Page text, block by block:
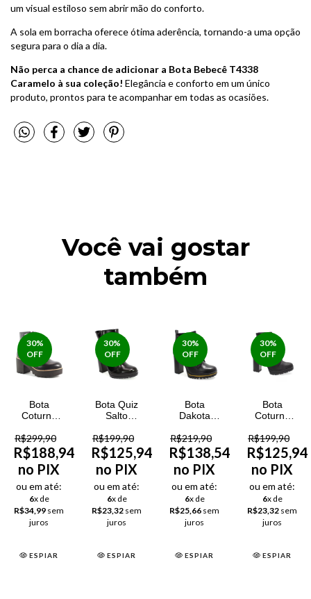
um visual estiloso sem abrir mão do conforto.
A sola em borracha oferece ótima aderência, tornando-a uma opção
segura para o dia a dia.
Não perca a chance de adicionar a Bota Bebecê T4338
Caramelo à sua coleção! Elegância e conforto em um único
produto, prontos para te acompanhar em todas as ocasiões.
Você vai gostar
também
30%
OFF
Bota
Coturno
Semi
Cromo
Feminina
R$299,90
R$188,94
no PIX
ou em até:
6x de
R$34,99 sem
juros
ESPIAR
30%
OFF
Bota Quiz
Salto
Feminina
R$199,90
R$125,94
no PIX
ou em até:
6x de
R$23,32 sem
juros
ESPIAR
30%
OFF
Bota
Dakota
Wellen
Feminina
R$219,90
R$138,54
no PIX
ou em até:
6x de
R$25,66 sem
juros
ESPIAR
30%
OFF
Bota
Coturno
Mestiço
Feminina
R$199,90
R$125,94
no PIX
ou em até:
6x de
R$23,32 sem
juros
ESPIAR